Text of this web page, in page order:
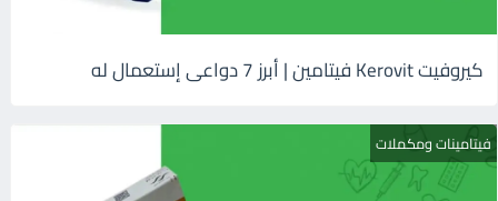
كيروفيت Kerovit فيتامين | أبرز 7 دواعى إستعمال له
فيتامينات ومكملات